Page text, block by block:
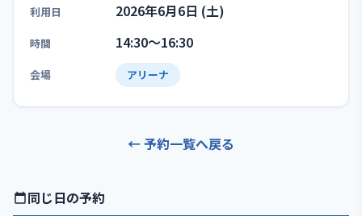
利用日 2026年6月6日 (土)
時間 14:30〜16:30
会場 アリーナ
← 予約一覧へ戻る
同じ日の予約